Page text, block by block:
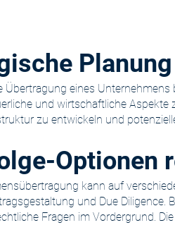
Übertragung eines
und wirtschaftliche
zu entwickeln und
Optionen
kann auf
und Due Diligence.
Fragen im Vordergrund.